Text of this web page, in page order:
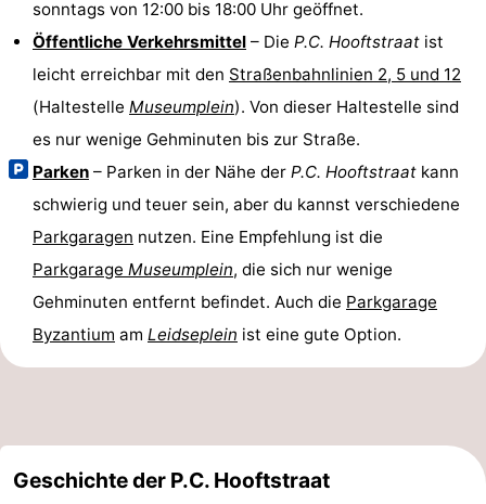
sonntags von 12:00 bis 18:00 Uhr geöffnet.
Öffentliche Verkehrsmittel – Die P.C. Hooftstraat ist
leicht erreichbar mit den Straßenbahnlinien 2, 5 und 12
(Haltestelle Museumplein). Von dieser Haltestelle sind
es nur wenige Gehminuten bis zur Straße.
Parken – Parken in der Nähe der P.C. Hooftstraat kann
schwierig und teuer sein, aber du kannst verschiedene
Parkgaragen nutzen. Eine Empfehlung ist die
Parkgarage Museumplein, die sich nur wenige
Gehminuten entfernt befindet. Auch die Parkgarage
Byzantium am Leidseplein ist eine gute Option.
Geschichte der P.C. Hooftstraat